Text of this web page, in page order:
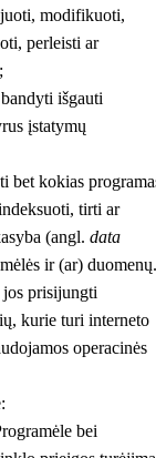
modifikuoti,
perleisti ar
išgauti
įstatymų
bet kokias
tirti ar
(angl. data
ir (ar) duomenų.
jos prisijungti
kurie turi interneto
operacinės
bei